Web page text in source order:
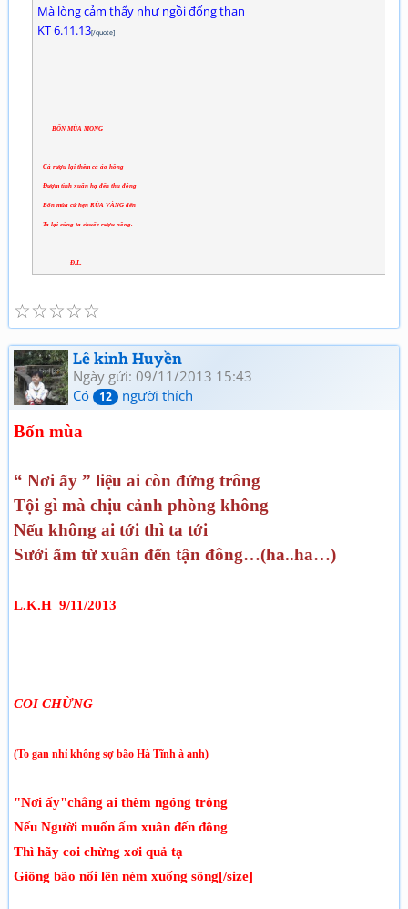
Mà lòng cảm thấy như ngồi đống than
KT 6.11.13[/quote]
BỐN MÙA MONG
Cả rượu lại thêm cả áo hồng
Đượm tình xuân hạ đến thu đông
Bốn mùa cứ hẹn RÙA VÀNG đến
Ta lại cùng ta chuốc rượu nồng.
Đ.L.
☆
☆
☆
☆
☆
Lê kinh Huyền
Ngày gửi: 09/11/2013 15:43
Có
12 người thích
Bốn mùa
“ Nơi ấy ” liệu ai còn đứng trông
Tội gì mà chịu cảnh phòng không
Nếu không ai tới thì ta tới
S­ưởi ấm từ xuân đến tận đông…(ha..ha…)
L.K.H 9/11/2013
COI CHỪNG
(To gan nhỉ không sợ bão Hà Tĩnh à anh)
"Nơi ấy"chẳng ai thèm ngóng trông
Nếu Người muốn ấm xuân đến đông
Thì hãy coi chừng xơi quả tạ
Giông bão nổi lên ném xuống sông[/size]